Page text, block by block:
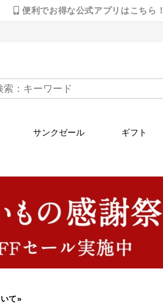
便利でお得な公式アプリはこちら！
サンクゼール ギフト
て»